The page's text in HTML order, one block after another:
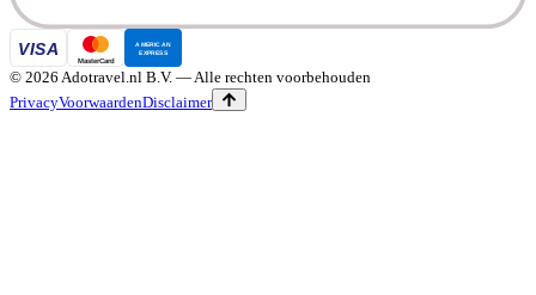
© 2026 Adotravel.nl B.V. — Alle rechten voorbehouden
PrivacyVoorwaardenDisclaimer